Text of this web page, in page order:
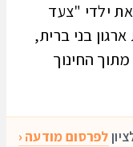
ילדי "צעד
בני ברית,
החינוך
לפרסום מודעה ‹